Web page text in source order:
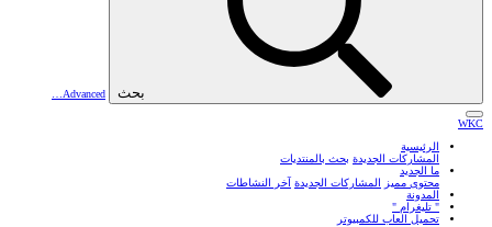
بحث Advanced…
WKC
الرئيسية
المشاركات الجديدة بحث بالمنتديات
ما الجديد
محتوى مميز
المشاركات الجديدة آخر النشاطات
المدونة
" تليغرام "
تحميل العاب للكمبيوتر